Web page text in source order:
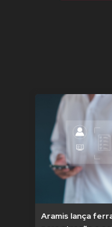
Aramis lança